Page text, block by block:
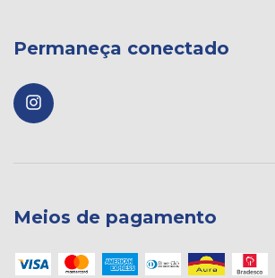
Permaneça conectado
Meios de pagamento